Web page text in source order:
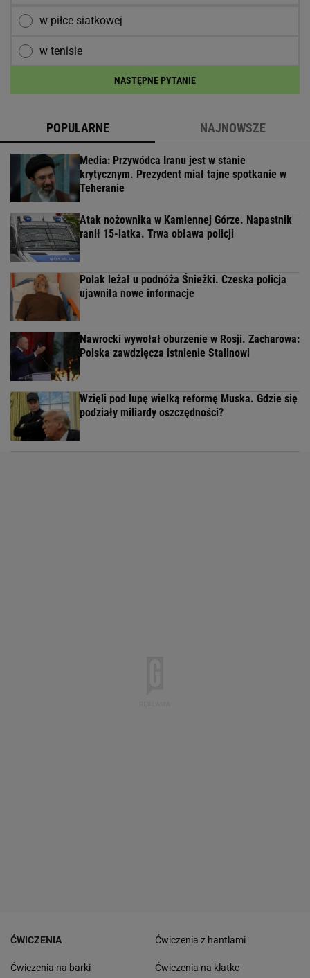
w piłce siatkowej
w tenisie
NASTĘPNE PYTANIE
POPULARNE NAJNOWSZE
Media: Przywódca Iranu jest w stanie
krytycznym. Prezydent miał tajne spotkanie w
Teheranie
Atak nożownika w Kamiennej Górze. Napastnik
ranił 15-latka. Trwa obława policji
Polak leżał u podnóża Śnieżki. Czeska policja
ujawniła nowe informacje
Nawrocki wywołał oburzenie w Rosji. Zacharowa:
Polska zawdzięcza istnienie Stalinowi
Wzięli pod lupę wielką reformę Muska. Gdzie się
podziały miliardy oszczędności?
ĆWICZENIA
Ćwiczenia na barki
Ćwiczenia z hantlami
Ćwiczenia na klatke